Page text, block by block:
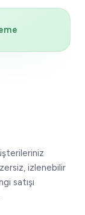
izlenebilir
satışı